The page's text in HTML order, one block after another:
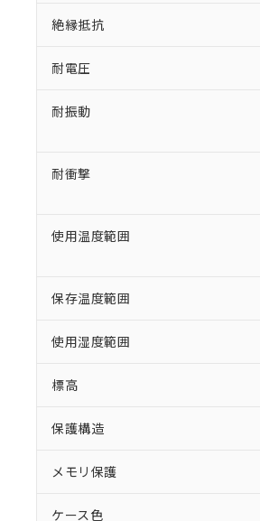
絶縁抵抗
耐電圧
耐振動
耐衝撃
使用温度範囲
保存温度範囲
使用湿度範囲
標高
保護構造
メモリ保護
ケース色